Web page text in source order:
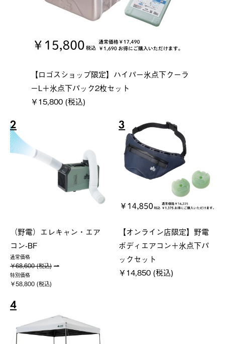
【ロゴスショップ限定】ハイパー氷点下クーラ
ーL＋氷点下パック2枚セット
￥15,800 (税込)
2
（野電）エレキャン・エア
コン-BF
通常価格
￥68,600 (税込)
特別価格
￥58,800 (税込)
3
【オンライン店限定】野電
ボディエアコン＋氷点下パ
ックセット
￥14,850 (税込)
4